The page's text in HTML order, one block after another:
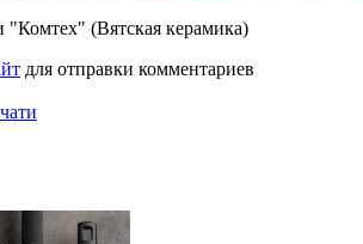
"Комтех" (Вятская керамика)
для отправки комментариев